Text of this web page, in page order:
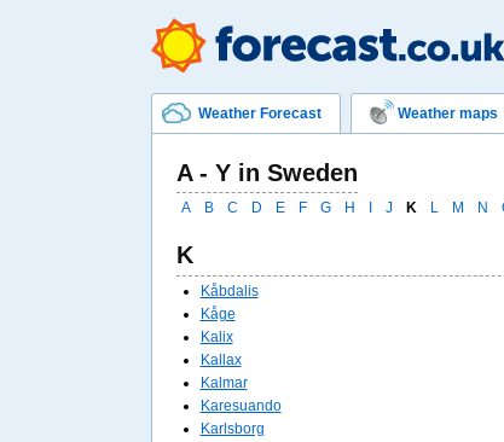
Weather Forecast Weather maps
A - Y in Sweden
A B C D E F G H J K L M N
K
Kåbdalis
Kåge
Kalix
Kallax
Kalmar
Karesuando
Karlsborg